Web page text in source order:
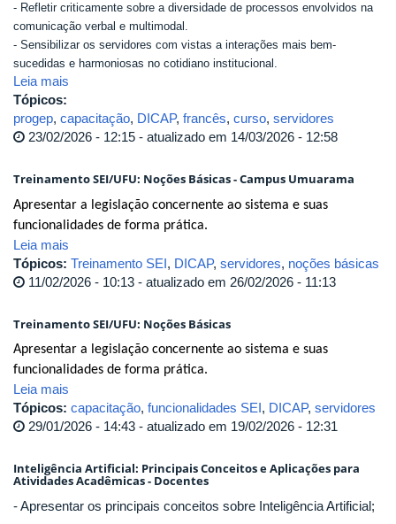
- Refletir criticamente sobre a diversidade de processos envolvidos na
comunicação verbal e multimodal.
- Sensibilizar os servidores com vistas a interações mais bem-
sucedidas e harmoniosas no cotidiano institucional.
Leia mais
Tópicos:
progep, capacitação, DICAP, francês, curso, servidores
23/02/2026 - 12:15 - atualizado em 14/03/2026 - 12:58
Treinamento SEI/UFU: Noções Básicas - Campus Umuarama
Apresentar a legislação concernente ao sistema e suas
funcionalidades de forma prática.
Leia mais
Tópicos: Treinamento SEI, DICAP, servidores, noções básicas
11/02/2026 - 10:13 - atualizado em 26/02/2026 - 11:13
Treinamento SEI/UFU: Noções Básicas
Apresentar a legislação concernente ao sistema e suas
funcionalidades de forma prática.
Leia mais
Tópicos: capacitação, funcionalidades SEI, DICAP, servidores
29/01/2026 - 14:43 - atualizado em 19/02/2026 - 12:31
Inteligência Artificial: Principais Conceitos e Aplicações para
Atividades Acadêmicas - Docentes
- Apresentar os principais conceitos sobre Inteligência Artificial;